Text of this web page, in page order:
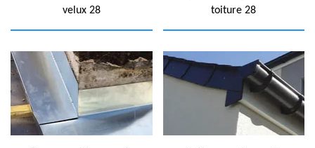
velux 28
toiture 28